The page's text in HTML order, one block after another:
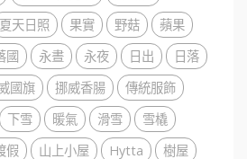
夏天日照 果實 野菇
蘋果
國 永晝 永夜 日出
日落
國旗 挪威香腸
傳統服飾
下雪 暖氣 滑雪
雪橇
假 山上小屋 Hytta
樹屋